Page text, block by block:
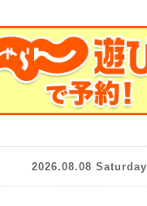
2026.08.08 Saturday